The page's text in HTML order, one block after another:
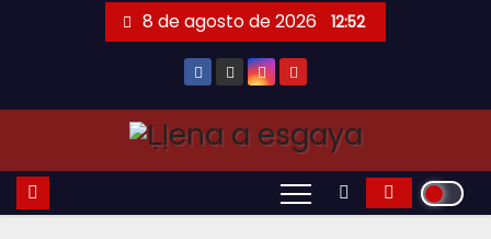
8 de agosto de 2026 12:52